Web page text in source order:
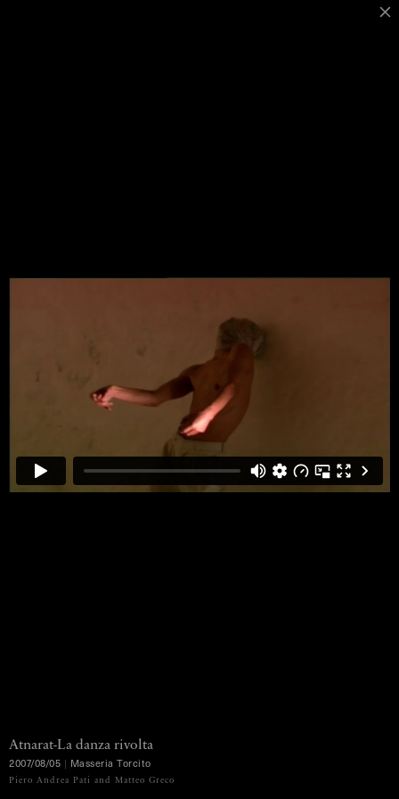
Piero Andrea Pati and Matteo Greco
Atnarat-La danza rivolta
2007/08/05 | Masseria Torcito